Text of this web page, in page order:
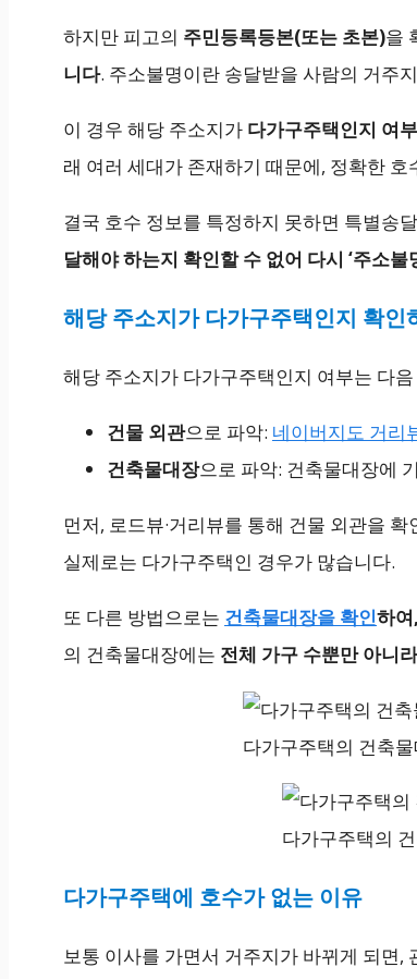
하지만 피고의 주민등록등본(또는 초본)을
니다. 주소불명이란 송달받을 사람의 거주
이 경우 해당 주소지가 다가구주택인지 여
래 여러 세대가 존재하기 때문에, 정확한
결국 호수 정보를 특정하지 못하면 특별송
달해야 하는지 확인할 수 없어 다시 ‘주소
해당 주소지가 다가구주택인지 확인
해당 주소지가 다가구주택인지 여부는 다
건물 외관으로 파악: 네이버지도 거리
건축물대장으로 파악: 건축물대장에
먼저, 로드뷰·거리뷰를 통해 건물 외관을
실제로는 다가구주택인 경우가 많습니다.
또 다른 방법으로는 건축물대장을 확인하
의 건축물대장에는 전체 가구 수뿐만 아니
다가구주택의 건축
다가구주택의
다가구주택에 호수가 없는 이유
보통 이사를 가면서 거주지가 바뀌게 되면,